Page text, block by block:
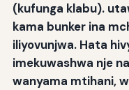
(kufunga klabu).
kama bunker ina
iliyovunjwa. Hata
imekuwashwa nje
wanyama mtihani,